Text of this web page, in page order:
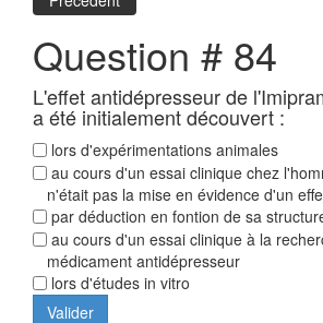
Question # 84
L'effet antidépresseur de
a été initialement découvert :
lors d'expérimentations animales
au cours d'un essai clinique chez
n'était pas la mise en évidence d'un
par déduction en fontion de sa
au cours d'un essai clinique à la
médicament antidépresseur
lors d'études in vitro